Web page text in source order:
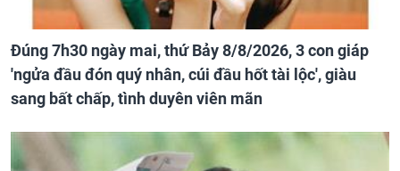
Đúng 7h30 ngày mai, thứ Bảy 8/8/2026, 3 con giáp
'ngửa đầu đón quý nhân, cúi đầu hốt tài lộc', giàu
sang bất chấp, tình duyên viên mãn